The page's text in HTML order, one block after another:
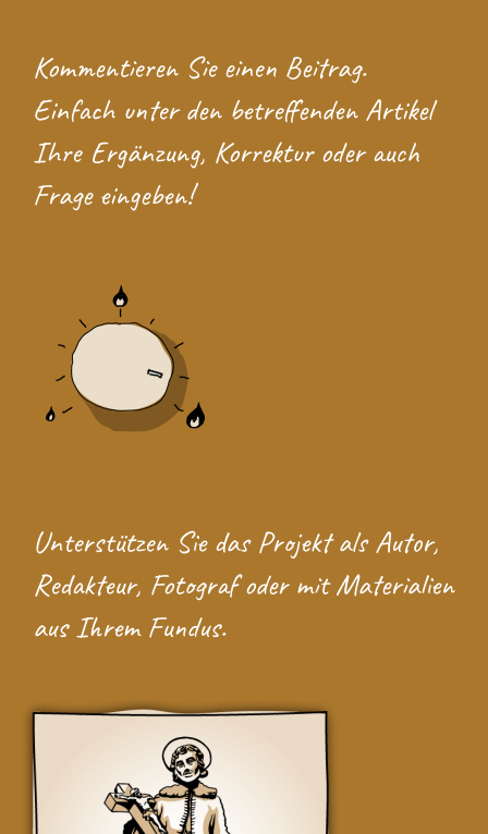
Kommentieren Sie einen Beitrag.
Einfach unter den betreffenden Artikel
Ihre Ergänzung, Korrektur oder auch
Frage eingeben!
Unterstützen Sie das Projektals Autor,
Redakteur, Fotograf oder mit Materialien
aus Ihrem Fundus.